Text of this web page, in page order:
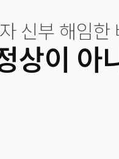
신부 해임한
상이 아